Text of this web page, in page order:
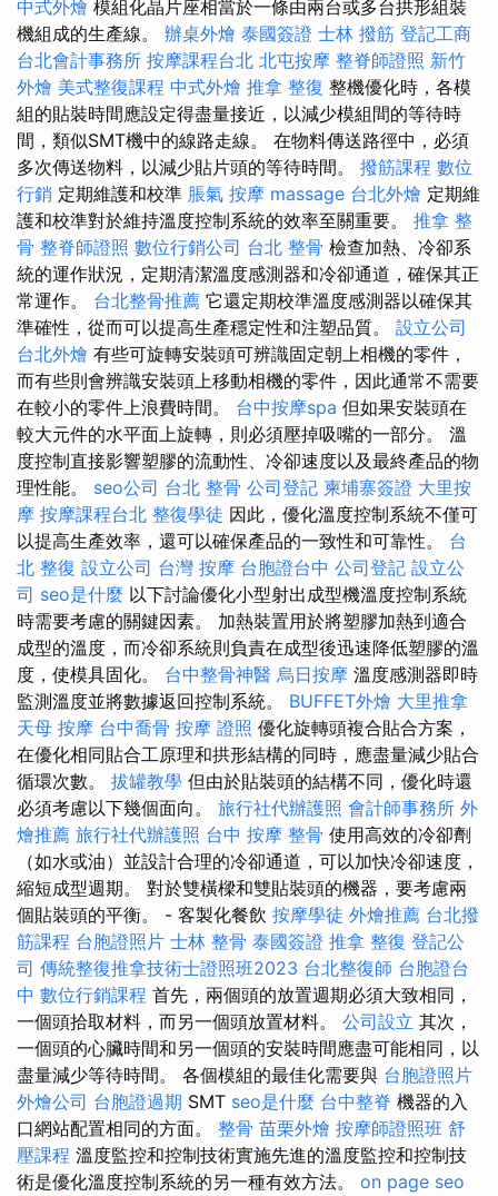
中式外燴 模組化晶片座相當於一條由兩台或多台拱形組裝
機組成的生產線。 辦桌外燴 泰國簽證 士林 撥筋 登記工商
台北會計事務所 按摩課程台北 北屯按摩 整脊師證照 新竹
外燴 美式整復課程 中式外燴 推拿 整復 整機優化時，各模
組的貼裝時間應設定得盡量接近，以減少模組間的等待時
間，類似SMT機中的線路走線。 在物料傳送路徑中，必須
多次傳送物料，以減少貼片頭的等待時間。 撥筋課程 數位
行銷 定期維護和校準 脹氣 按摩 massage 台北外燴 定期維
護和校準對於維持溫度控制系統的效率至關重要。 推拿 整
骨 整脊師證照 數位行銷公司 台北 整骨 檢查加熱、冷卻系
統的運作狀況，定期清潔溫度感測器和冷卻通道，確保其正
常運作。 台北整骨推薦 它還定期校準溫度感測器以確保其
準確性，從而可以提高生產穩定性和注塑品質。 設立公司
台北外燴 有些可旋轉安裝頭可辨識固定朝上相機的零件，
而有些則會辨識安裝頭上移動相機的零件，因此通常不需要
在較小的零件上浪費時間。 台中按摩spa 但如果安裝頭在
較大元件的水平面上旋轉，則必須壓掉吸嘴的一部分。 溫
度控制直接影響塑膠的流動性、冷卻速度以及最終產品的物
理性能。 seo公司 台北 整骨 公司登記 柬埔寨簽證 大里按
摩 按摩課程台北 整復學徒 因此，優化溫度控制系統不僅可
以提高生產效率，還可以確保產品的一致性和可靠性。 台
北 整復 設立公司 台灣 按摩 台胞證台中 公司登記 設立公
司 seo是什麼 以下討論優化小型射出成型機溫度控制系統
時需要考慮的關鍵因素。 加熱裝置用於將塑膠加熱到適合
成型的溫度，而冷卻系統則負責在成型後迅速降低塑膠的溫
度，使模具固化。 台中整骨神醫 烏日按摩 溫度感測器即時
監測溫度並將數據返回控制系統。 BUFFET外燴 大里推拿
天母 按摩 台中喬骨 按摩 證照 優化旋轉頭複合貼合方案，
在優化相同貼合工原理和拱形結構的同時，應盡量減少貼合
循環次數。 拔罐教學 但由於貼裝頭的結構不同，優化時還
必須考慮以下幾個面向。 旅行社代辦護照 會計師事務所 外
燴推薦 旅行社代辦護照 台中 按摩 整骨 使用高效的冷卻劑
（如水或油）並設計合理的冷卻通道，可以加快冷卻速度，
縮短成型週期。 對於雙橫樑和雙貼裝頭的機器，要考慮兩
個貼裝頭的平衡。 - 客製化餐飲 按摩學徒 外燴推薦 台北撥
筋課程 台胞證照片 士林 整骨 泰國簽證 推拿 整復 登記公
司 傳統整復推拿技術士證照班2023 台北整復師 台胞證台
中 數位行銷課程 首先，兩個頭的放置週期必須大致相同，
一個頭拾取材料，而另一個頭放置材料。 公司設立 其次，
一個頭的心臟時間和另一個頭的安裝時間應盡可能相同，以
盡量減少等待時間。 各個模組的最佳化需要與 台胞證照片
外燴公司 台胞證過期 SMT seo是什麼 台中整脊 機器的入
口網站配置相同的方面。 整骨 苗栗外燴 按摩師證照班 舒
壓課程 溫度監控和控制技術實施先進的溫度監控和控制技
術是優化溫度控制系統的另一種有效方法。 on page seo